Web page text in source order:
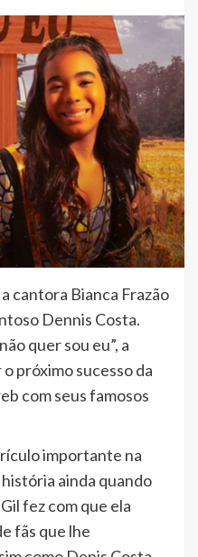
cantora Bianca Frazão
Dennis Costa.
quer sou eu”, a
próximo sucesso da
com seus famosos
importante na
ainda quando
fez com que ela
fãs que lhe